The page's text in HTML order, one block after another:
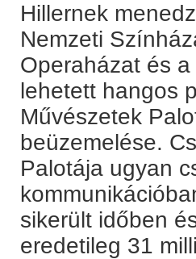
Hillernek
Nemzeti
Operaházat és
lehetett hangos
Művészetek
beüzemelése.
Palotája ugyan
sikerült időben
eredetileg 31